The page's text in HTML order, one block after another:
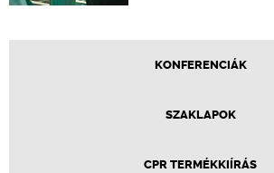
KONFERENCIÁK
SZAKLAPOK
CPR TERMÉKKIÍRÁS